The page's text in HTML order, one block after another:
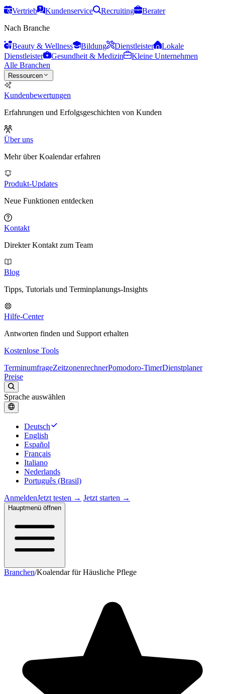
Vertrieb Kundenservice Recruiting
Berater
Nach Branche
Beauty & Wellness Bildung Dienstleister
Lokale
Dienstleister
Gesundheit & Medizin
Kleine Unternehmen
Alle Branchen
Ressourcen
Kundenbewertungen
Erfahrungen und Erfolgsgeschichten von Kunden
Über uns
Mehr über Koalendar erfahren
Produkt-Updates
Neue Funktionen entdecken
Kontakt
Direkter Kontakt zum Team
Blog
Tipps, Tutorials und Terminplanungs-Insights
Hilfe-Center
Antworten finden und Support erhalten
Kostenlose Tools
TerminumfrageZeitzonenrechnerPomodoro-TimerDienstplaner
Preise
Sprache auswählen
Deutsch
English
Español
Français
Italiano
Nederlands
Português (Brasil)
AnmeldenJetzt testen → Jetzt starten →
Hauptmenü öffnen
Branchen/Koalendar für Häusliche Pflege